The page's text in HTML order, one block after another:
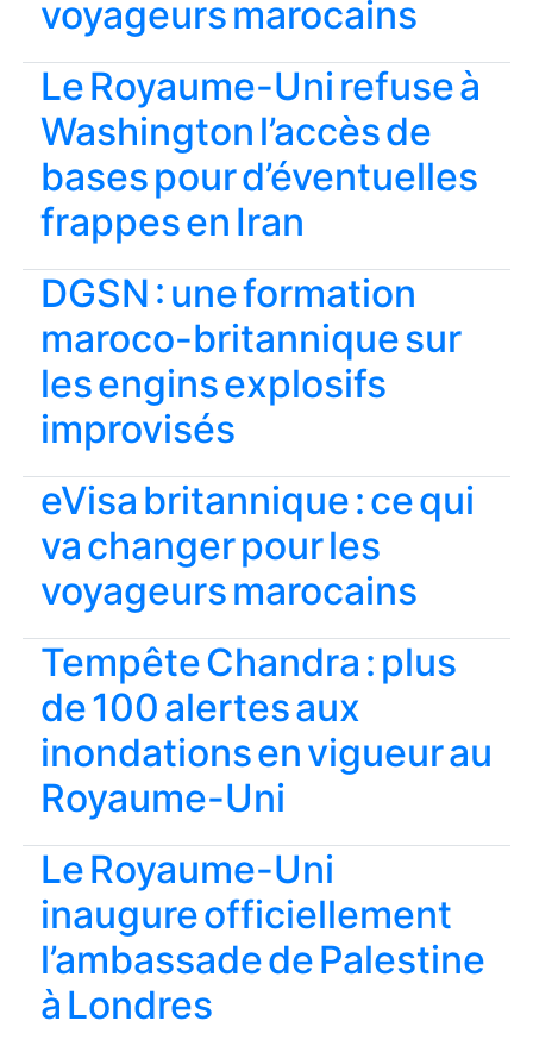
voyageurs marocains
Le Royaume-Uni refuse à
Washington l’accès de
bases pour d’éventuelles
frappes en Iran
DGSN : une formation
maroco-britannique sur
les engins explosifs
improvisés
eVisa britannique : ce qui
va changer pour les
voyageurs marocains
Tempête Chandra : plus
de 100 alertes aux
inondations en vigueur au
Royaume-Uni
Le Royaume-Uni
inaugure officiellement
l’ambassade de Palestine
à Londres